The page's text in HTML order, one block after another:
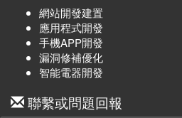
網站開發建置
應用程式開發
手機APP開發
漏洞修補優化
智能電器開發
聯繫或問題回報